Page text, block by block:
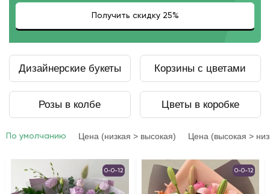
Дизайнерские букеты Корзины с цветами
Розы в колбе Цветы в коробке
По умолчанию Цена (низкая > высокая) Цена (высокая >
0-0-12 0-0-12